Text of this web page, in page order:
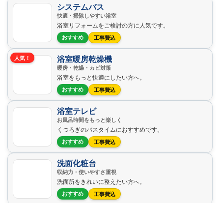
システムバス
快適・掃除しやすい浴室
浴室リフォームをご検討の方に人気です。
おすすめ 工事費込
人気！ 浴室暖房乾燥機
暖房・乾燥・カビ対策
浴室をもっと快適にしたい方へ。
おすすめ 工事費込
浴室テレビ
お風呂時間をもっと楽しく
くつろぎのバスタイムにおすすめです。
おすすめ 工事費込
洗面化粧台
収納力・使いやすさ重視
洗面所をきれいに整えたい方へ。
おすすめ 工事費込